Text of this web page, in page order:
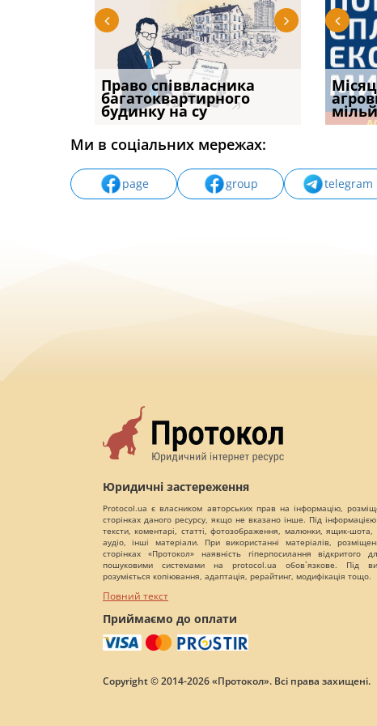
Право співвласника
багатоквартирного
будинку на су
Якщо
наявніс
ФУНДАМЕНТАЛЬНА
ПРОБЛЕМА «СУДОВОЇ
ПРАКТИКИ», АБО ПР
Ми в соціальних мережах:
page group telegram
Юридичні застереження
Protocol.ua є власником авторських прав на інформацію,
сторінках даного ресурсу, якщо не вказано інше. Під
тексти, коментарі, статті, фотозображення, малюнки, ящик-шота,
аудіо, інші матеріали. При використанні матеріалів,
сторінках «Протокол» наявність гіперпосилання відкритого
пошуковими системами на protocol.ua обов`язкове. Під
розуміється копіювання, адаптація, рерайтинг, модифікація тощо.
Повний текст
Приймаємо до оплати
Copyright © 2014-2026 «Протокол». Всі права захищені.